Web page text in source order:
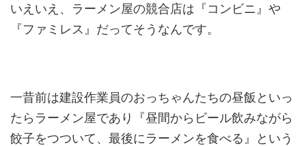
いえいえ、ラーメン屋の競合店は『コンビニ』や
『ファミレス』だってそうなんです。
一昔前は建設作業員のおっちゃんたちの昼飯といっ
たらラーメン屋であり『昼間からビール飲みながら
餃子をつついて、最後にラーメンを食べる』という